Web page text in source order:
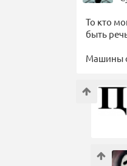
То кто
быть
Машины